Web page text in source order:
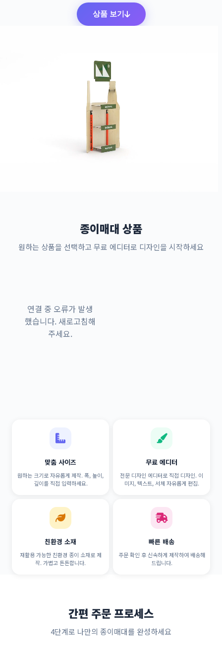
상품 보기
종이매대 상품
원하는 상품을 선택하고 무료 에디터로 디자인을 시작하세요
연결 중 오류가 발생
했습니다. 새로고침해
주세요.
맞춤 사이즈
원하는 크기로 자유롭게 제작. 폭, 높이,
깊이를 직접 입력하세요.
무료 에디터
전문 디자인 에디터로 직접 디자인. 이
미지, 텍스트, 서체 자유롭게 편집.
친환경 소재
재활용 가능한 친환경 종이 소재로 제
작. 가볍고 튼튼합니다.
빠른 배송
주문 확인 후 신속하게 제작하여 배송해
드립니다.
간편 주문 프로세스
4단계로 나만의 종이매대를 완성하세요